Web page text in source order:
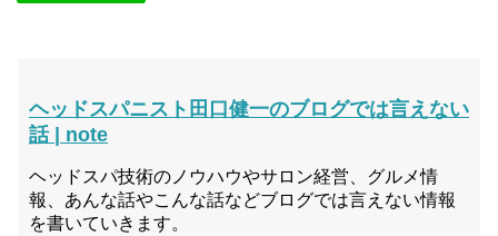
ヘッドスパニスト田口健一のブログでは言えない
話 | note
ヘッドスパ技術のノウハウやサロン経営、グルメ情
報、あんな話やこんな話などブログでは言えない情報
を書いていきます。